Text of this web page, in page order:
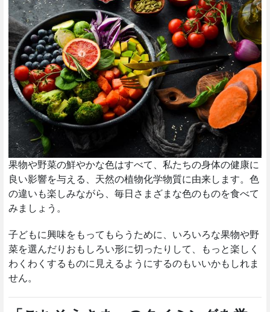
果物や野菜の鮮やかな色はすべて、私たちの身体の健康に
良い影響を与える、天然の植物化学物質に由来します。色
の違いも楽しみながら、毎日さまざまな色のものを食べて
みましょう。
子どもに興味をもってもらうために、いろいろな果物や野
菜を選んだりおもしろい形に切ったりして、もっと楽しく
わくわくするものに見えるようにするのもいいかもしれま
せん。